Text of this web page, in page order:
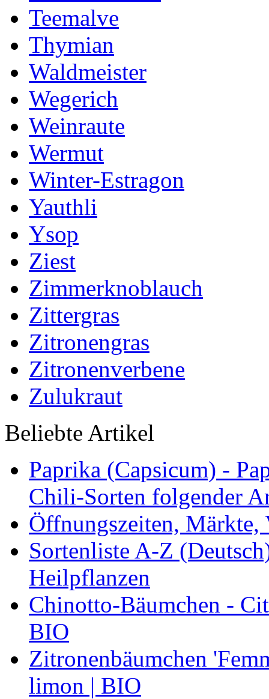
Teemalve
Thymian
Waldmeister
Wegerich
Weinraute
Wermut
Winter-Estragon
Yauthli
Ysop
Ziest
Zimmerknoblauch
Zittergras
Zitronengras
Zitronenverbene
Zulukraut
Beliebte Artikel
Paprika (Capsicum) -
Chili-Sorten folgender
Öffnungszeiten, Märkte,
Sortenliste A-Z
Heilpflanzen
Chinotto-Bäumchen -
BIO
Zitronenbäumchen
limon | BIO